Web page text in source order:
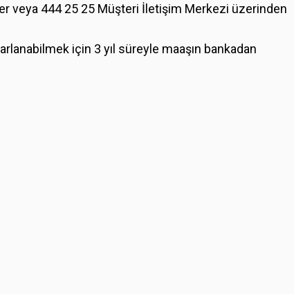
veya 444 25 25 Müşteri İletişim Merkezi üzerinden
için 3 yıl süreyle maaşın bankadan